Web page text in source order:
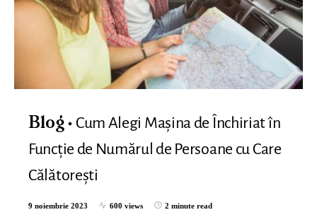
Blog
Cum Alegi Mașina de Închiriat în
Funcție de Numărul de Persoane cu Care
Călătorești
9 noiembrie 2023 600 views 2 minute read